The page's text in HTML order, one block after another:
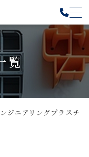
覧
ジニアリングプラスチ